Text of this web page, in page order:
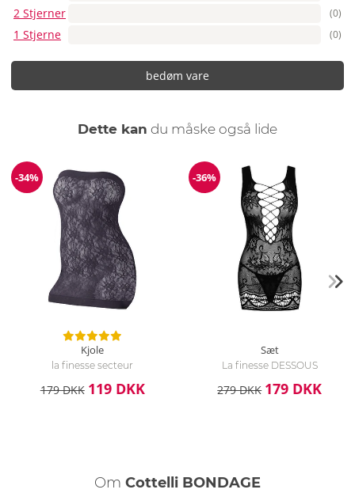
2 Stjerner (0)
1 Stjerne (0)
bedøm vare
Dette kan du måske også lide
Rabat
-34%
Kjole
la finesse secteur
179 DKK 119 DKK
Rabat
-36%
Sæt
La finesse DESSOUS
279 DKK 179 DKK
Om Cottelli BONDAGE